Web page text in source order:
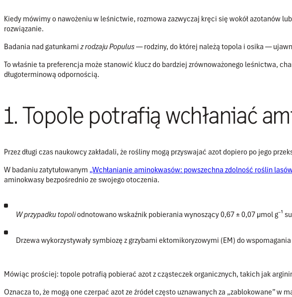
Kiedy mówimy o nawożeniu w leśnictwie, rozmowa zazwyczaj kręci się wokół azotanów
rozwiązanie.
Badania nad gatunkamiz rodzaju Populus— rodziny, do której należą topola i osika —
To właśnie ta preferencja może stanowić klucz do bardziej zrównoważonego leśnictwa,
długoterminową odpornością.
1. Topole potrafią wchłaniać
Przez długi czas naukowcy zakładali, że rośliny mogą przyswajać azot dopiero po jego
W badaniu zatytułowanym „Wchłanianie aminokwasów: powszechna zdolność roślin
aminokwasy bezpośrednio ze swojego otoczenia.
W przypadku topoliodnotowano wskaźnik pobierania wynoszący0,67 ± 0,07 µmol g⁻¹
Drzewa wykorzystywały symbiozę z grzybami ektomikoryzowymi (EM) do
Mówiąc prościej: topole potrafią pobierać azot z cząsteczek organicznych, takich jak
Oznacza to, że mogą one czerpać azot ze źródeł często uznawanych za „zablokowane”